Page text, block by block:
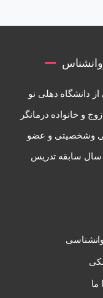
دانشگاه دهلی نو
و خانواده درمانگر
وشخصيتی و عضو
هئيت علمی دانشگاه تربيت معلم و داراي ١٥سال سابقه تدريس
ما